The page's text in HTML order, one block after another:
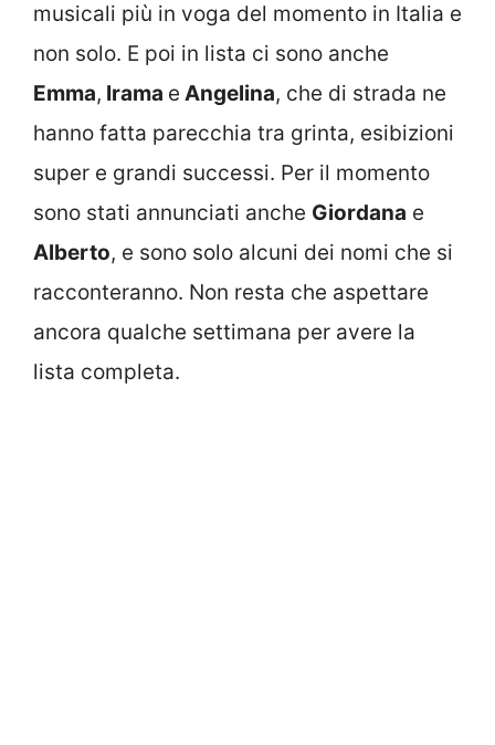
musicali più in voga del momento in Italia e
non solo. E poi in lista ci sono anche
Emma, Irama e Angelina, che di strada ne
hanno fatta parecchia tra grinta, esibizioni
super e grandi successi. Per il momento
sono stati annunciati anche Giordana e
Alberto, e sono solo alcuni dei nomi che si
racconteranno. Non resta che aspettare
ancora qualche settimana per avere la
lista completa.